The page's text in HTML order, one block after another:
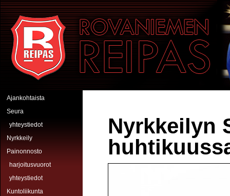
Hyppää pääsisältöön
Rovaniemen Reipas
Ajankohtaista
Seura
yhteystiedot
Nyrkkeily
Painonnosto
harjoitusvuorot
yhteystiedot
Kuntoliikunta
Nyrkkeilyn